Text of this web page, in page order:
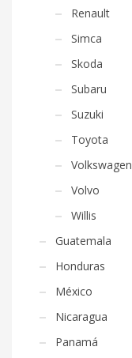
Renault
Simca
Skoda
Subaru
Suzuki
Toyota
Volkswagen
Volvo
Willis
Guatemala
Honduras
México
Nicaragua
Panamá